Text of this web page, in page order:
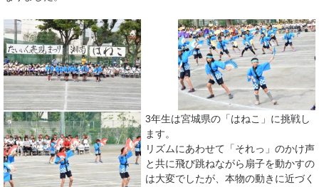
3年生は宮城県の「はねこ」に挑戦し
ます。
リズムにあわせて「それっ」のかけ声
と共に飛び跳ねながら扇子を動かすの
は大変でしたが、本物の動きに近づく